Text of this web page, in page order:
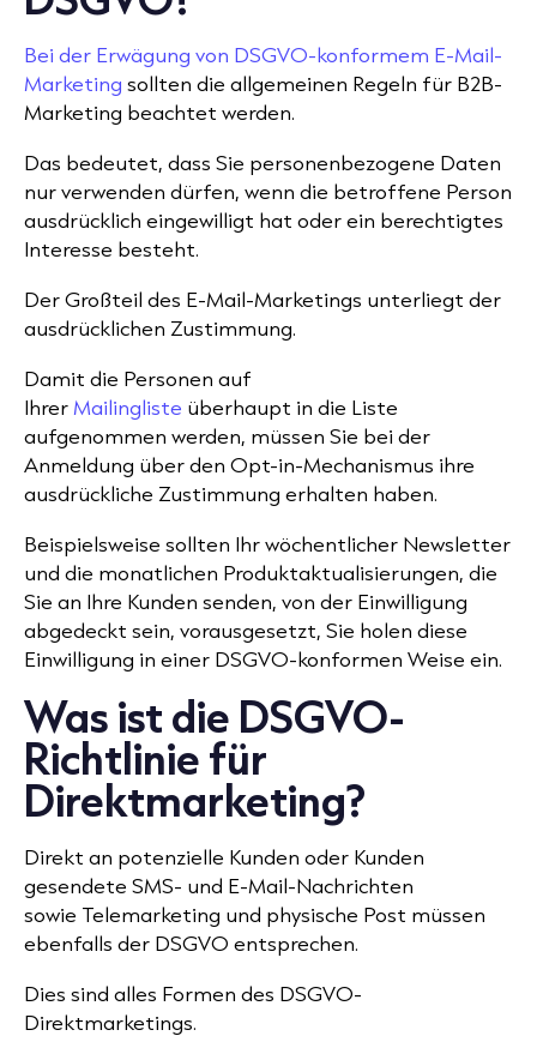
Bei der Erwägung von DSGVO-konformem E-Mail-
Marketing sollten die allgemeinen Regeln für B2B-
Marketing beachtet werden.
Das bedeutet, dass Sie personenbezogene Daten
nur verwenden dürfen, wenn die betroffene Person
ausdrücklich eingewilligt hat oder ein berechtigtes
Interesse besteht.
Der Großteil des E-Mail-Marketings unterliegt der
ausdrücklichen Zustimmung.
Damit die Personen auf
IhrerMailingliste überhaupt in die Liste
aufgenommen werden, müssen Sie bei der
Anmeldung über den Opt-in-Mechanismus ihre
ausdrückliche Zustimmung erhalten haben.
Beispielsweise sollten Ihr wöchentlicher Newsletter
und die monatlichen Produktaktualisierungen, die
Sie an Ihre Kunden senden, von der Einwilligung
abgedeckt sein, vorausgesetzt, Sie holen diese
Einwilligung in einer DSGVO-konformen Weise ein.
Was ist die DSGVO-
Richtlinie für
Direktmarketing?
Direkt an potenzielle Kunden oder Kunden
gesendete SMS- und E-Mail-Nachrichten
sowie Telemarketing und physische Post müssen
ebenfalls der DSGVO entsprechen.
Dies sind alles Formen des DSGVO-
Direktmarketings.